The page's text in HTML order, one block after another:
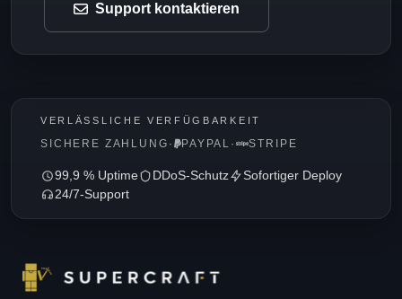
Support kontaktieren
VERLÄSSLICHE VERFÜGBARKEIT
SICHERE ZAHLUNG · PAYPAL · STRIPE
99,9 % Uptime DDoS-Schutz
Sofortiger Deploy
24/7-Support